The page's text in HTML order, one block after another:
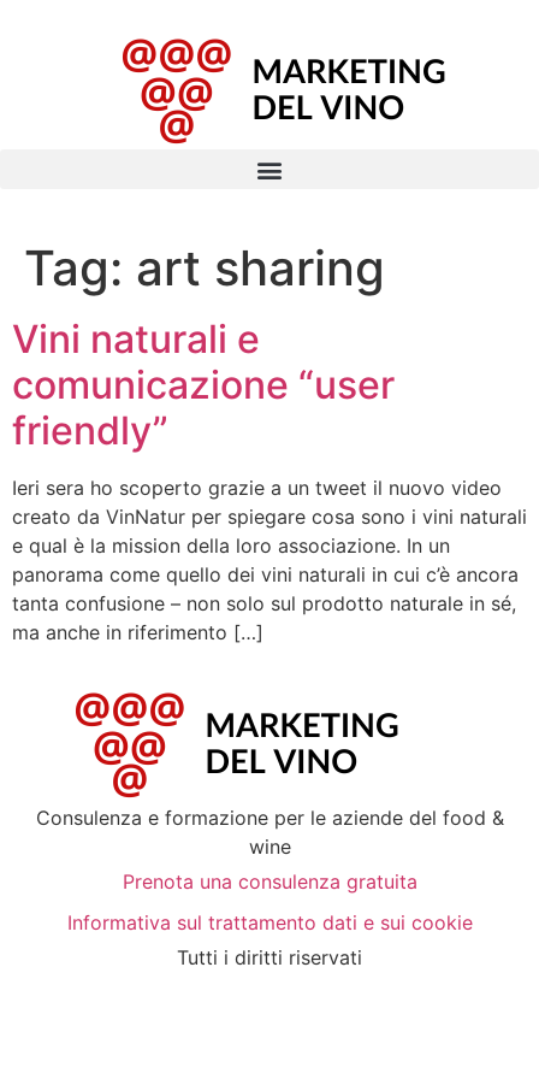
Tag: art sharing
Vini naturali e
comunicazione “user
friendly”
Ieri sera ho scoperto grazie a un tweet il nuovo video
creato da VinNatur per spiegare cosa sono i vini naturali
e qual è la mission della loro associazione. In un
panorama come quello dei vini naturali in cui c’è ancora
tanta confusione – non solo sul prodotto naturale in sé,
ma anche in riferimento […]
Consulenza e formazione per le aziende del food &
wine
Prenota una consulenza gratuita
Informativa sul trattamento dati e sui cookie
Tutti i diritti riservati